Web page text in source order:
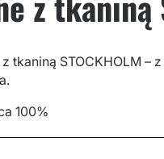
STOCKHOLM – z
100%